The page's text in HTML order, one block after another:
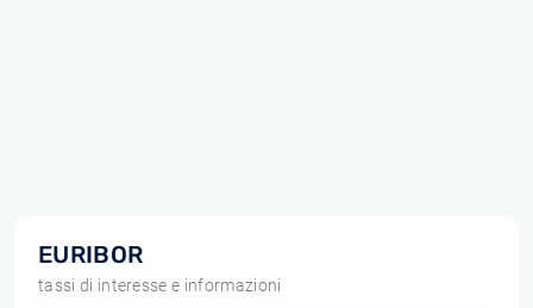
EURIBOR
tassi di interesse e informazioni